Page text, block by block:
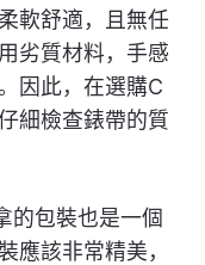
軟舒適，且無任
劣質材料，手感
因此，在選購C
細檢查錶帶的質
的包裝也是一個
應該非常精美，